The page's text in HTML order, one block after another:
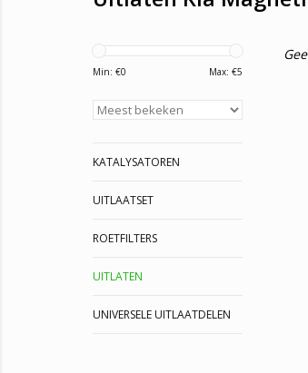
Min: €0 Max: €5
KATALYSATOREN
UITLAATSET
ROETFILTERS
UITLATEN
UNIVERSELE UITLAATDELEN